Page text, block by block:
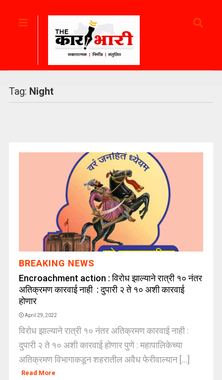
Tag: Night
BREAKING NEWS
Encroachment action : विरोध झाल्याने रात्री १० नंतर
अतिक्रमण कारवाई नाही : दुपारी २ ते १० अशी कारवाई
होणार
April 29, 2022
विरोध झाल्याने रात्री १० नंतर अतिक्रमण कारवाई नाही :
दुपारी २ ते १० अशी कारवाई होणार पुणे : महापालिकेच्या
अतिक्रमण विभागाकडून शहरातील अवैध फेरीवाल्यान [...]
Read More